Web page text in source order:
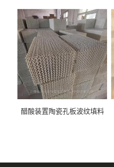
料
醋酸装置陶瓷孔板波纹填料